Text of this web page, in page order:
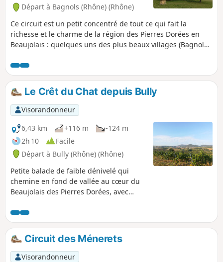
Départ à Bagnols (Rhône) (Rhône)
Ce circuit est un petit concentré de tout ce qui fait la
richesse et le charme de la région des Pierres Dorées en
Beaujolais : quelques uns des plus beaux villages (Bagnols,
splendides panoramas sur les monts tout autour, les
vignobles et les forêts.
Le Crêt du Chat depuis Bully
Visorandonneur
6,43 km
+116 m
-124 m
2h 10
Facile
Départ à Bully (Rhône) (Rhône)
Petite balade de faible dénivelé qui
chemine en fond de vallée au cœur du
Beaujolais des Pierres Dorées, avec
et sur les monts Popey et d'Arjoux.
Circuit des Ménerets
Visorandonneur